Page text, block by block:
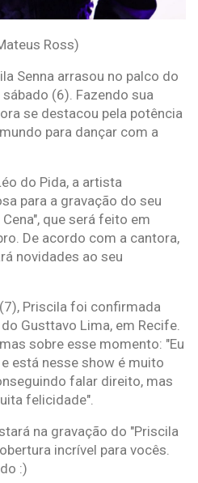
Ross)
Senna arrasou no palco do
(6). Fazendo sua
se destacou pela potência
para dançar com a
do Pida, a artista
para a gravação do seu
que será feito em
De acordo com a cantora,
novidades ao seu
Priscila foi confirmada
Gusttavo Lima, em Recife.
sobre esse momento: "Eu
está nesse show é muito
falar direito, mas
felicidade".
na gravação do "Priscila
incrível para vocês.
:)